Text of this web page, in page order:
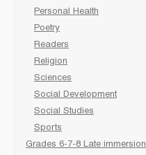
Personal Health
Poetry
Readers
Religion
Sciences
Social Development
Social Studies
Sports
Grades 6-7-8 Late immersion